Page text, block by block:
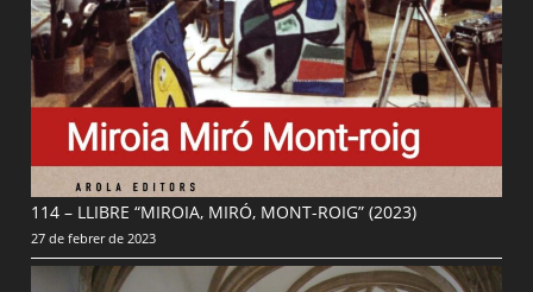
114 – LLIBRE “MIROIA, MIRÓ, MONT-ROIG” (2023)
27 de febrer de 2023